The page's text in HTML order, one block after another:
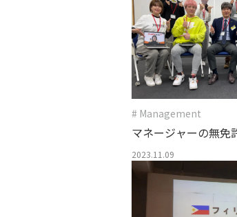
# Management
マネージャーの無免
ていませんか？
2023.11.09